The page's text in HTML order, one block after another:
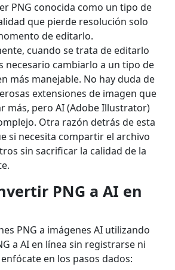
PNG conocida como un tipo de
que pierde resolución solo
de editarlo.
cuando se trata de editarlo
necesario cambiarlo a un tipo de
más manejable. No hay duda de
extensiones de imagen que
más, pero AI (Adobe Illustrator)
Otra razón detrás de esta
si necesita compartir el archivo
sin sacrificar la calidad de la
PNG a AI en
PNG a imágenes AI utilizando
a AI en línea sin registrarse ni
en los pasos dados: